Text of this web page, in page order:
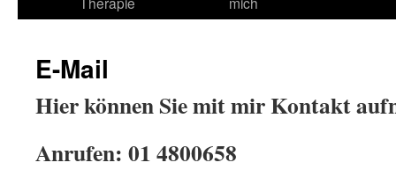
E-Mail
Hier können Sie mit mir Kontakt
Anrufen: 01 4800658